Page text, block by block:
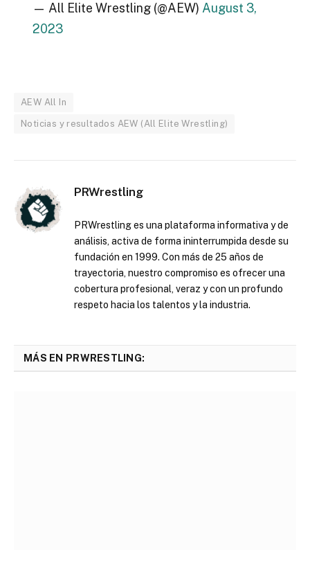
— All Elite Wrestling (@AEW) August 3,
2023
AEW All In
Noticias y resultados AEW (All Elite Wrestling)
PRWrestling
PRWrestling es una plataforma informativa y de
análisis, activa de forma ininterrumpida desde su
fundación en 1999. Con más de 25 años de
trayectoria, nuestro compromiso es ofrecer una
cobertura profesional, veraz y con un profundo
respeto hacia los talentos y la industria.
MÁS EN PRWRESTLING: